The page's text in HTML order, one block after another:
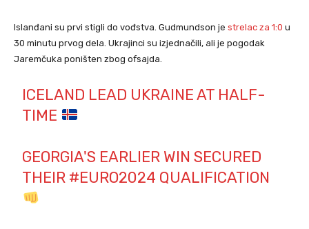
Islanđani su prvi stigli do vođstva. Gudmundson je strelac za 1:0 u
30 minutu prvog dela. Ukrajinci su izjednačili, ali je pogodak
Jaremčuka poništen zbog ofsajda.
ICELAND LEAD UKRAINE AT HALF-
TIME
GEORGIA'S EARLIER WIN SECURED
THEIR #EURO2024 QUALIFICATION